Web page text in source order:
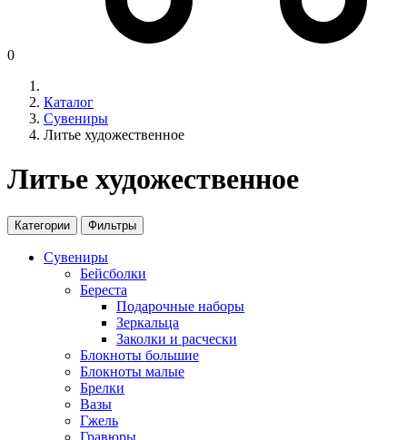
0
Каталог
Сувениры
Литье художественное
Литье художественное
Категории Фильтры
Сувениры
Бейсболки
Береста
Подарочные наборы
Зеркальца
Заколки и расчески
Блокноты большие
Блокноты малые
Брелки
Вазы
Гжель
Гравюры